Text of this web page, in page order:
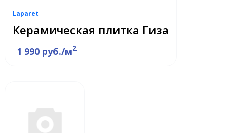
Laparet
Керамическая плитка Гиза
1 990 руб./м2